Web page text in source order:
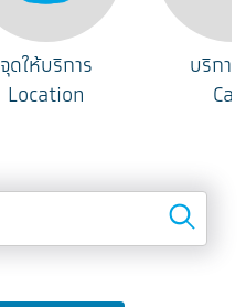
จุดให้บริการ
Location
บริกา